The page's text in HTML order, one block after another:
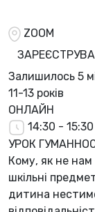
ZOOM
Залишилось 5
11-13 років
ОНЛАЙН
14:30 - 15:30
УРОК
Кому, як не
шкільні
дитина